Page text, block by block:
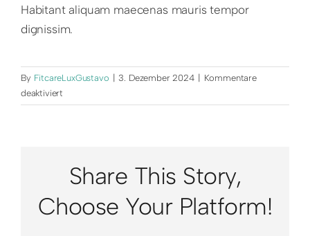
Habitant aliquam maecenas mauris tempor
dignissim.
By FitcareLuxGustavo 3. Dezember 2024
Kommentare
deaktiviert
How
my
recruiting
Share This Story,
Choose Your Platform!